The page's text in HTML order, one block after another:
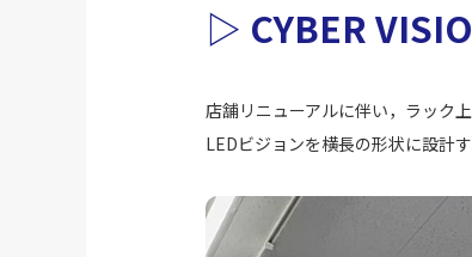
▷ CYBER
店舗リニューアルに伴い，ラック
LEDビジョンを横長の形状に設計